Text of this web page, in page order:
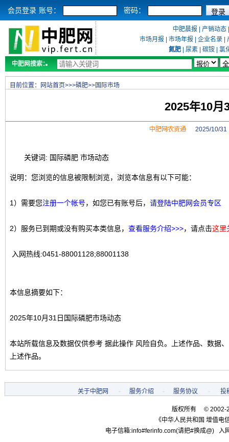
会员登录 账号： 密码：
中肥晨报 产销动态
市场月报
市场年报 企业名录
氮肥
尿素 碳铵
氯
中肥网搜索：
目前位置： 网站首页>>>磷肥>>国际市场
2025年10月
中肥网农资通2025/10/31
关键词: 国际磷肥 市场动态
说明：您浏览的信息被限制浏览，浏览本信息有以下可能：
1）需要您注册一个帐号，如您已有账号后， 请登陆中肥网会员专区
2）服务已到期或没有购买本类信息， 查看服务介绍>>>，请点击这里
入网热线:0451-88001128;88001138
本信息摘要如下：
2025年10月31日国际磷肥市场动态
本站所载信息及数据仅供参考 据此操作 风险自负。上述作品、数据
上述作品。
关于中肥网 - 服务介绍 - 服务协议 - 投
版权所有 © 2002-
《中华人民共和国 增值电
电子信箱:info#ferinfo.com(请把#换成@)